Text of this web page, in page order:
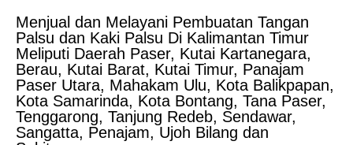
Menjual dan Melayani Pembuatan Tangan
Palsu dan Kaki Palsu Di Kalimantan Timur
Meliputi Daerah Paser, Kutai Kartanegara,
Berau, Kutai Barat, Kutai Timur, Panajam
Paser Utara, Mahakam Ulu, Kota Balikpapan,
Kota Samarinda, Kota Bontang, Tana Paser,
Tenggarong, Tanjung Redeb, Sendawar,
Sangatta, Penajam, Ujoh Bilang dan